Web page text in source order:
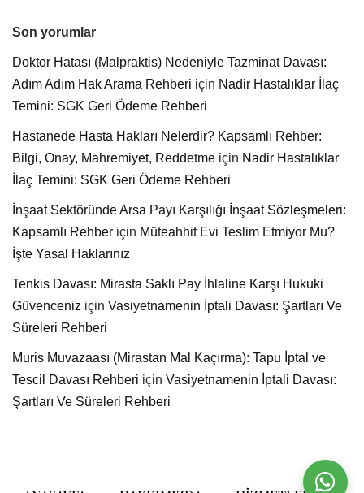
Son yorumlar
Doktor Hatası (Malpraktis) Nedeniyle Tazminat Davası:
Adım Adım Hak Arama Rehberi için Nadir Hastalıklar İlaç
Temini: SGK Geri Ödeme Rehberi
Hastanede Hasta Hakları Nelerdir? Kapsamlı Rehber:
Bilgi, Onay, Mahremiyet, Reddetme için Nadir Hastalıklar
İlaç Temini: SGK Geri Ödeme Rehberi
İnşaat Sektöründe Arsa Payı Karşılığı İnşaat Sözleşmeleri:
Kapsamlı Rehber için Müteahhit Evi Teslim Etmiyor Mu?
İşte Yasal Haklarınız
Tenkis Davası: Mirasta Saklı Pay İhlaline Karşı Hukuki
Güvenceniz için Vasiyetnamenin İptali Davası: Şartları Ve
Süreleri Rehberi
Muris Muvazaası (Mirastan Mal Kaçırma): Tapu İptal ve
Tescil Davası Rehberi için Vasiyetnamenin İptali Davası:
Şartları Ve Süreleri Rehberi